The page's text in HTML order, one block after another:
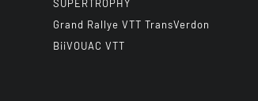
SUPERTROPHY
Grand Rallye VTT TransVerdon
BiiVOUAC VTT